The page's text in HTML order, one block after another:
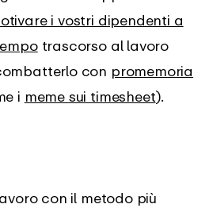
i vostri dipendenti a
trascorso al lavoro
con promemoria
i meme sui timesheet).
con il metodo più